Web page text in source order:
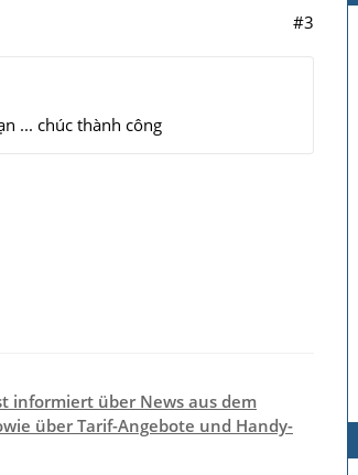
#3
... chúc thành công
informiert über News aus dem
über Tarif-Angebote und Handy-